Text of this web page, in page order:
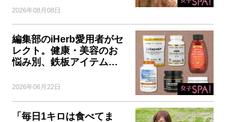
2026年08月08日
編集部のiHerb愛用者がセ
レクト。健康・美容のお
悩み別、鉄板アイテム…
2026年06月22日
「毎日1キロは食べてま